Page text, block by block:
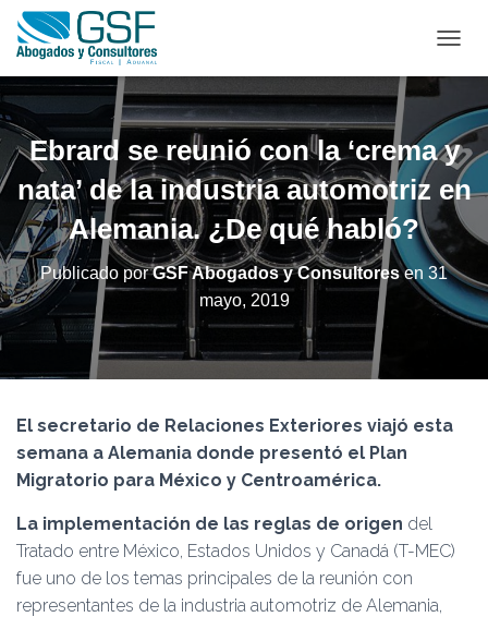
A
B
A
M
O
D
E
A
Ebrard se reunió con la ‘crema y
nata’ de la industria automotriz en
Alemania. ¿De qué habló?
Publicado porGSF Abogados y Consultoresen 31
mayo, 2019
El secretario de Relaciones Exteriores viajó esta
semana a Alemania donde presentó el Plan
Migratorio para México y Centroamérica.
La implementación de las reglas de origen del
Tratado entre México, Estados Unidos y Canadá (T-MEC)
fue uno de los temas principales de la reunión con
representantes de la industria automotriz de Alemania,